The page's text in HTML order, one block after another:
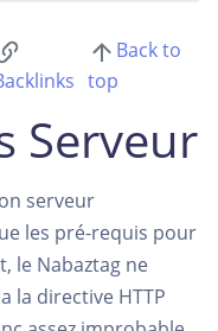
Back to
top
Serveur
serveur
les pré-requis pour
le Nabaztag ne
la directive HTTP